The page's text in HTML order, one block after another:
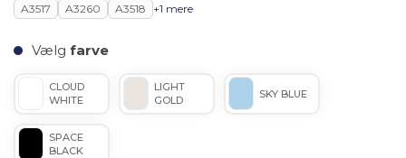
A3517 A3260 A3518 +1 mere
Vælg farve
CLOUD
WHITE
LIGHT
GOLD
SKY BLUE
SPACE
BLACK